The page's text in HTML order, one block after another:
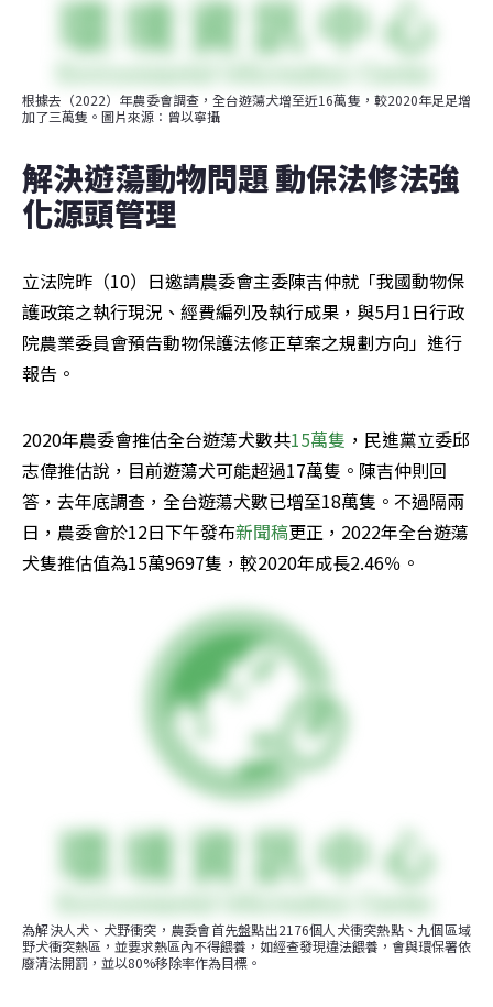
根據去（2022）年農委會調查，全台遊蕩犬增至近16萬隻，較2020年足足增
加了三萬隻。圖片來源：曾以寧攝
解決遊蕩動物問題 動保法修法強
化源頭管理
立法院昨（10）日邀請農委會主委陳吉仲就「我國動物保
護政策之執行現況、經費編列及執行成果，與5月1日行政
院農業委員會預告動物保護法修正草案之規劃方向」進行
報告。
2020年農委會推估全台遊蕩犬數共15萬隻 ，民進黨立委邱
志偉推估說，目前遊蕩犬可能超過17萬隻。陳吉仲則回
答，去年底調查，全台遊蕩犬數已增至18萬隻。不過隔兩
日，農委會於12日下午發布新聞稿更正，2022年全台遊蕩
犬隻推估值為15萬9697隻，較2020年成長2.46％。
為解決人犬、犬野衝突，農委會首先盤點出2176個人犬衝突熱點、九個區域
野犬衝突熱區，並要求熱區內不得餵養，如經查發現違法餵養，會與環保署依
廢清法開罰，並以80%移除率作為目標。